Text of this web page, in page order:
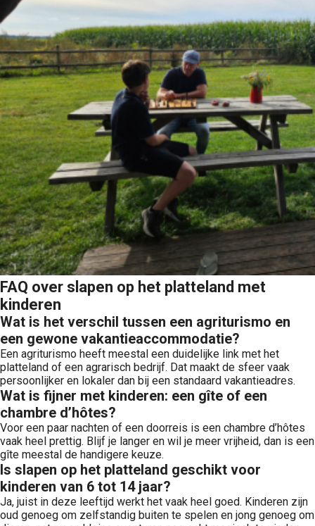
FAQ over slapen op het platteland met
kinderen
Wat is het verschil tussen een agriturismo en
een gewone vakantieaccommodatie?
Een agriturismo heeft meestal een duidelijke link met het
platteland of een agrarisch bedrijf. Dat maakt de sfeer vaak
persoonlijker en lokaler dan bij een standaard vakantieadres.
Wat is fijner met kinderen: een gîte of een
chambre d’hôtes?
Voor een paar nachten of een doorreis is een chambre d’hôtes
vaak heel prettig. Blijf je langer en wil je meer vrijheid, dan is een
gîte meestal de handigere keuze.
Is slapen op het platteland geschikt voor
kinderen van 6 tot 14 jaar?
Ja, juist in deze leeftijd werkt het vaak heel goed. Kinderen zijn
oud genoeg om zelfstandig buiten te spelen en jong genoeg om